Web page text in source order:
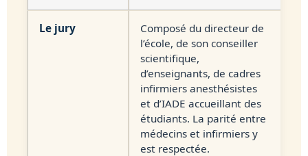
Le jury
Composé du directeur de
l’école, de son conseiller
scientifique,
d’enseignants, de cadres
infirmiers anesthésistes
et d’IADE accueillant des
étudiants. La parité entre
médecins et infirmiers y
est respectée.